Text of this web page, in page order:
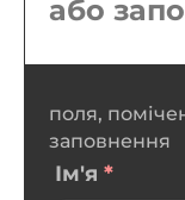
або
поля,
заповнення
Ім'я *